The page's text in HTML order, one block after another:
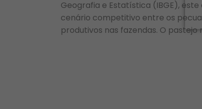
Geografia e Estatística (IBGE),
cenário competitivo entre os
produtivos nas fazendas. O